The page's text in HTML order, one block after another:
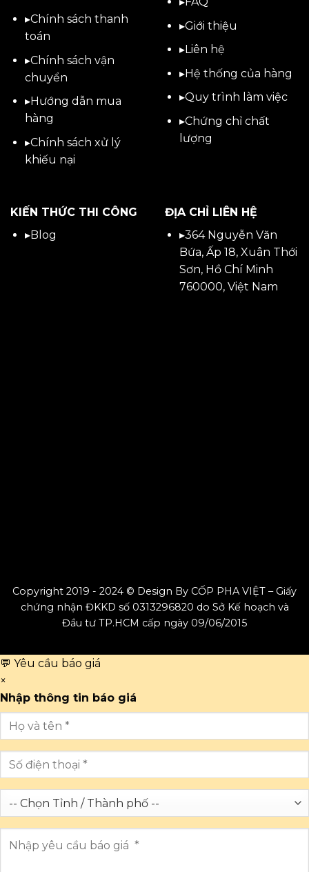
▸Chính sách thanh
toán
▸Chính sách vận
chuyển
▸Hướng dẫn mua
hàng
▸Chính sách xử lý
khiếu nại
▸Giới thiệu
▸Liên hệ
▸Hệ thống của hàng
▸Quy trình làm việc
▸Chứng chỉ chất
lượng
KIẾN THỨC THI CÔNG
▸Blog
ĐỊA CHỈ LIÊN HỆ
▸364 Nguyễn Văn
Bứa, Ấp 18, Xuân Thới
Sơn, Hồ Chí Minh
760000, Việt Nam
Copyright 2019 - 2024 © Design By CỐP PHA VIỆT – Giấy
chứng nhận ĐKKD số 0313296820 do Sở Kế hoạch và
Đầu tư TP.HCM cấp ngày 09/06/2015
💬 Yêu cầu báo giá
×
Nhập thông tin báo giá